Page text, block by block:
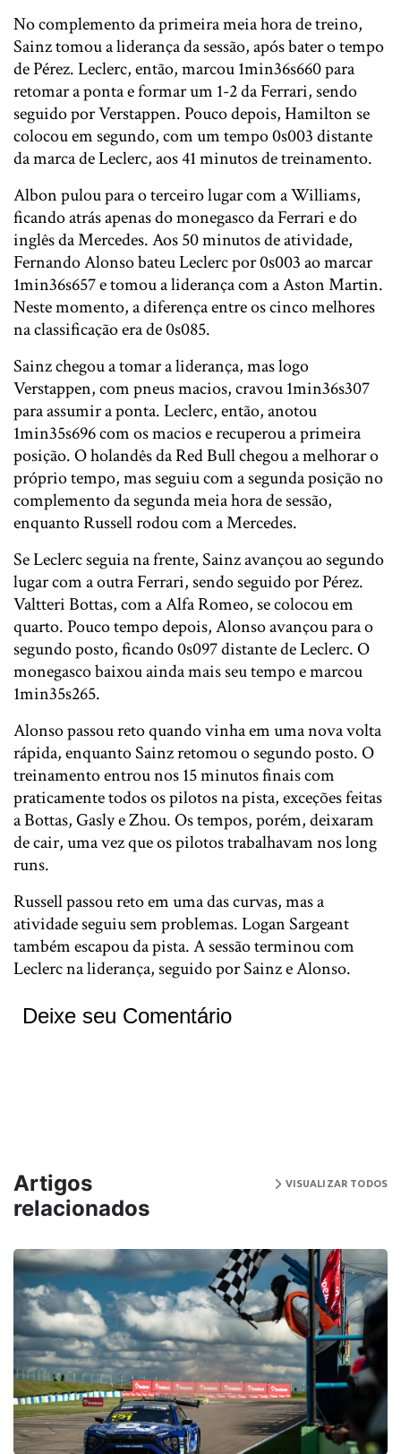
No complemento da primeira meia hora de treino,
Sainz tomou a liderança da sessão, após bater o tempo
de Pérez. Leclerc, então, marcou 1min36s660 para
retomar a ponta e formar um 1-2 da Ferrari, sendo
seguido por Verstappen. Pouco depois, Hamilton se
colocou em segundo, com um tempo 0s003 distante
da marca de Leclerc, aos 41 minutos de treinamento.
Albon pulou para o terceiro lugar com a Williams,
ficando atrás apenas do monegasco da Ferrari e do
inglês da Mercedes. Aos 50 minutos de atividade,
Fernando Alonso bateu Leclerc por 0s003 ao marcar
1min36s657 e tomou a liderança com a Aston Martin.
Neste momento, a diferença entre os cinco melhores
na classificação era de 0s085.
Sainz chegou a tomar a liderança, mas logo
Verstappen, com pneus macios, cravou 1min36s307
para assumir a ponta. Leclerc, então, anotou
1min35s696 com os macios e recuperou a primeira
posição. O holandês da Red Bull chegou a melhorar o
próprio tempo, mas seguiu com a segunda posição no
complemento da segunda meia hora de sessão,
enquanto Russell rodou com a Mercedes.
Se Leclerc seguia na frente, Sainz avançou ao segundo
lugar com a outra Ferrari, sendo seguido por Pérez.
Valtteri Bottas, com a Alfa Romeo, se colocou em
quarto. Pouco tempo depois, Alonso avançou para o
segundo posto, ficando 0s097 distante de Leclerc. O
monegasco baixou ainda mais seu tempo e marcou
1min35s265.
Alonso passou reto quando vinha em uma nova volta
rápida, enquanto Sainz retomou o segundo posto. O
treinamento entrou nos 15 minutos finais com
praticamente todos os pilotos na pista, exceções feitas
a Bottas, Gasly e Zhou. Os tempos, porém, deixaram
de cair, uma vez que os pilotos trabalhavam nos long
runs.
Russell passou reto em uma das curvas, mas a
atividade seguiu sem problemas. Logan Sargeant
também escapou da pista. A sessão terminou com
Leclerc na liderança, seguido por Sainz e Alonso.
Deixe seu Comentário
Artigos
relacionados
VISUALIZAR TODOS